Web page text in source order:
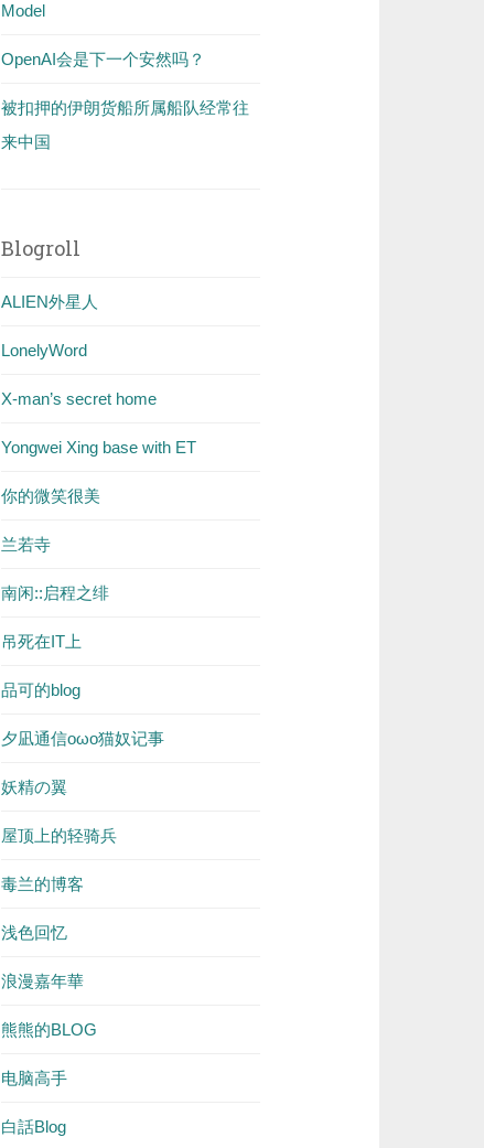
Model
OpenAI会是下一个安然吗？
被扣押的伊朗货船所属船队经常往
来中国
Blogroll
ALIEN外星人
LonelyWord
X-man’s secret home
Yongwei Xing base with ET
你的微笑很美
兰若寺
南闲::启程之绯
吊死在IT上
品可的blog
夕凪通信oωo猫奴记事
妖精の翼
屋顶上的轻骑兵
毒兰的博客
浅色回忆
浪漫嘉年華
熊熊的BLOG
电脑高手
白話Blog